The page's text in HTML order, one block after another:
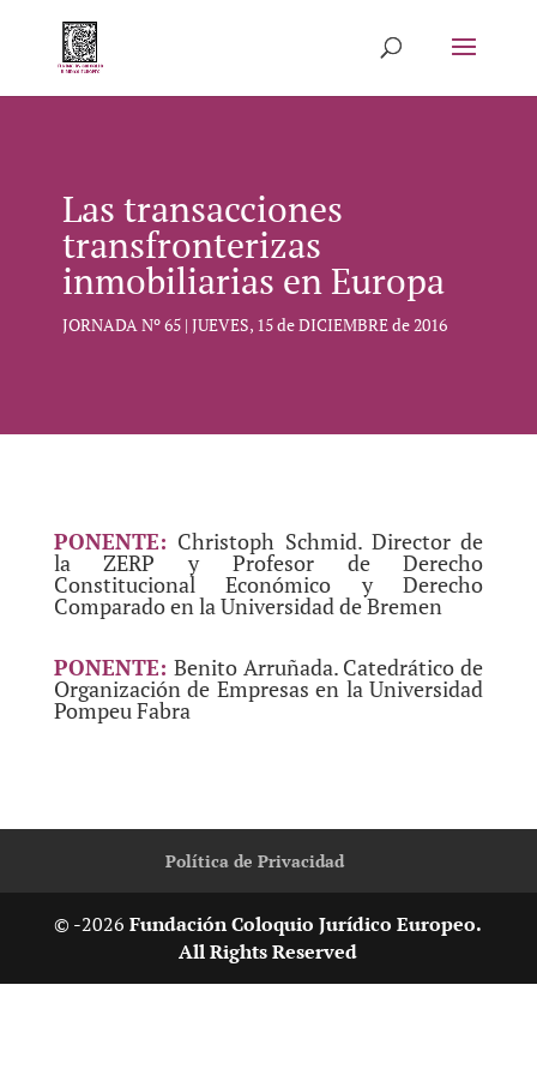
Las transacciones
transfronterizas
inmobiliarias en Europa
JORNADA Nº 65 | JUEVES, 15 de DICIEMBRE de 2016
PONENTE: Christoph Schmid. Director de
la ZERP y Profesor de Derecho
Constitucional Económico y Derecho
Comparado en la Universidad de Bremen
PONENTE: Benito Arruñada. Catedrático de
Organización de Empresas en la Universidad
Pompeu Fabra
Política de Privacidad
© -2026Fundación Coloquio Jurídico Europeo.
All Rights Reserved